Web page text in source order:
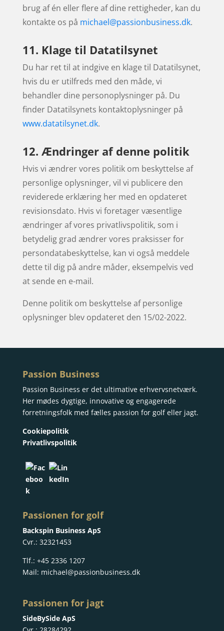
brug af én eller flere af dine rettigheder, kan du
kontakte os på michael@passionbusiness.dk.
11. Klage til Datatilsynet
Du har ret til at indgive en klage til Datatilsynet,
hvis du er utilfreds med den måde, vi
behandler dine personoplysninger på. Du
finder Datatilsynets kontaktoplysninger på
www.datatilsynet.dk.
12. Ændringer af denne politik
Hvis vi ændrer vores politik om beskyttelse af
personlige oplysninger, vil vi publicere den
reviderede erklæring her med en opdateret
revisionsdato. Hvis vi foretager væsentlige
ændringer af vores privatlivspolitik, som i
betydelig grad ændrer vores praksisser for
persondatabeskyttelse, kan vi også meddele
dette til dig på andre måder, eksempelvis ved
at sende en e-mail.
Denne politik om beskyttelse af personlige
oplysninger blev opdateret den 15/02-2022.
Passion Business
Passion Business er det ultimative erhvervsnetværk.
Her mødes dygtige, innovative og engagerede
forretningsfolk med fælles passion for golf eller jagt.
Cookiepolitik
Privatlivspolitik
Passionen for golf
Backspin Business ApS
Cvr.: 32321453
Tlf.: +45 2336 1207
Mail: michael@passionbusiness.dk
Passionen for jagt
SideBySide ApS